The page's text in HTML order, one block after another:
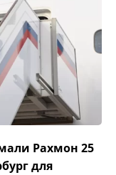
Рахмон 25
для